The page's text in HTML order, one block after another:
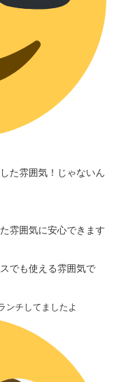
た雰囲気！じゃないん
雰囲気に安心できます
でも使える雰囲気で
ンチしてましたよ